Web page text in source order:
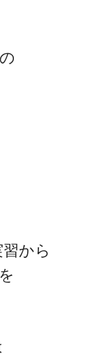
から